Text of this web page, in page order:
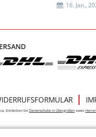
16. Jan.,
Entdecken Sie Damenschuhe in Übergrößen sowie